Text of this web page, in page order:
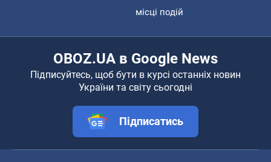
місці подій
OBOZ.UA в Google News
Підписуйтесь, щоб бути в курсі останніх новин
України та світу сьогодні
Підписатись